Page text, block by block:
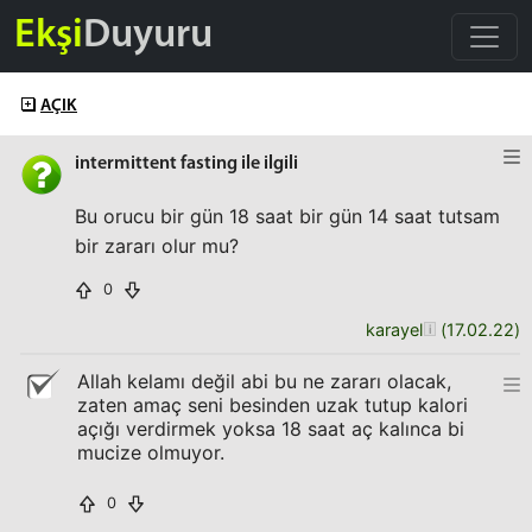
EkşiDuyuru
AÇIK
intermittent fasting ile ilgili
Bu orucu bir gün 18 saat bir gün 14 saat tutsam
bir zararı olur mu?
0
karayel (17.02.22)
Allah kelamı değil abi bu ne zararı olacak,
zaten amaç seni besinden uzak tutup kalori
açığı verdirmek yoksa 18 saat aç kalınca bi
mucize olmuyor.
0